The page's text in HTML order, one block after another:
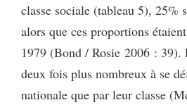
classe sociale (tableau 5), 25%
alors que ces proportions
1979 (Bond / Rosie 2006 : 39).
deux fois plus nombreux à se
nationale que par leur classe